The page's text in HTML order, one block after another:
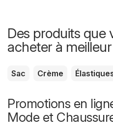
Des produits que
acheter à
Sac Crème
Promotions en
Mode et